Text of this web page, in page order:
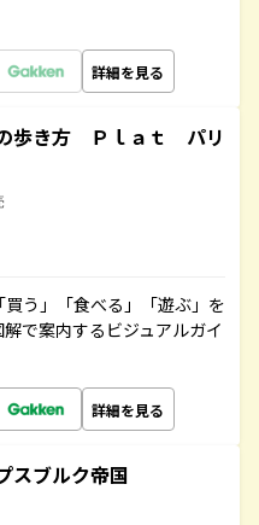
詳細を見る
歩き方 Ｐｌａｔ パリ
う」「食べる」「遊ぶ」を
で案内するビジュアルガイ
詳細を見る
ブルク帝国